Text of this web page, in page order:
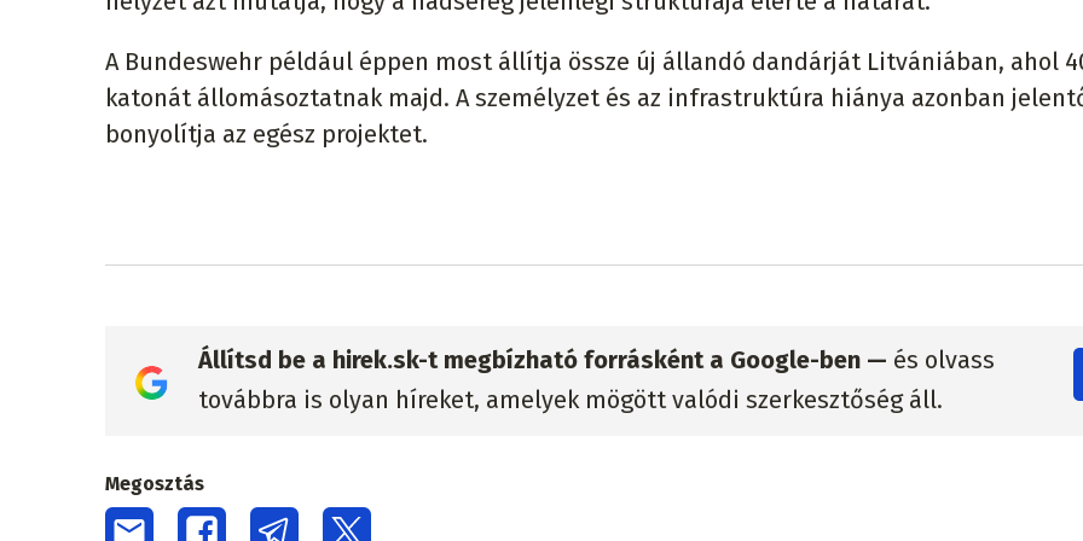
A Bundeswehr például éppen most állítja össze új állandó dandárját Litvániában, ahol
katonát állomásoztatnak majd. A személyzet és az infrastruktúra hiánya azonban
bonyolítja az egész projektet.
Állítsd be a hirek.sk-t megbízható forrásként a Google-ben — és olvass
továbbra is olyan híreket, amelyek mögött valódi szerkesztőség áll.
Megosztás